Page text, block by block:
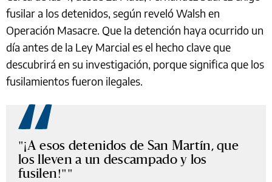
fusilar a los detenidos, según reveló Walsh en
Operación Masacre. Que la detención haya ocurrido un
día antes de la Ley Marcial es el hecho clave que
descubrirá en su investigación, porque significa que los
fusilamientos fueron ilegales.
"¡A esos detenidos de San Martín, que
los lleven a un descampado y los
fusilen!"